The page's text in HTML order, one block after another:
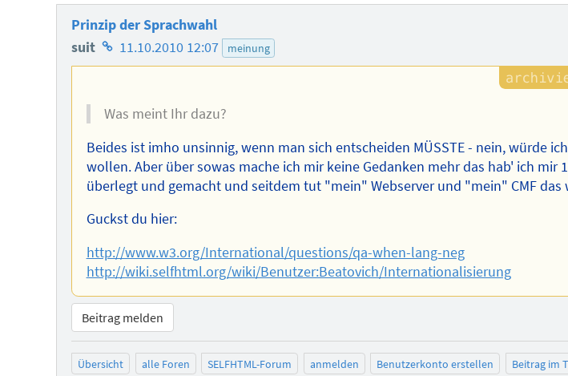
Prinzip der Sprachwahl
suit Homepage
des
11.10.2010 12:07 meinung
Was meint Ihr dazu?
Beides ist imho unsinnig, wenn man sich entscheiden MÜSSTE - nein, würde
wollen. Aber über sowas mache ich mir keine Gedanken mehr das hab' ich mir
überlegt und gemacht und seitdem tut "mein" Webserver und "mein" CMF das
Guckst du hier:
http://www.w3.org/International/questions/qa-when-lang-neg
http://wiki.selfhtml.org/wiki/Benutzer:Beatovich/Internationalisierung
Beitrag melden
Übersicht alle Foren SELFHTML-Forum anmelden Benutzerkonto erstellen Beitrag im